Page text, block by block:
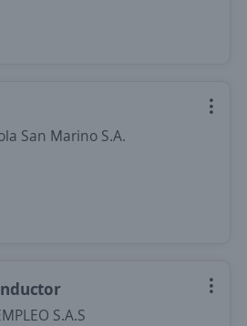
San Marino S.A.
S.A.S